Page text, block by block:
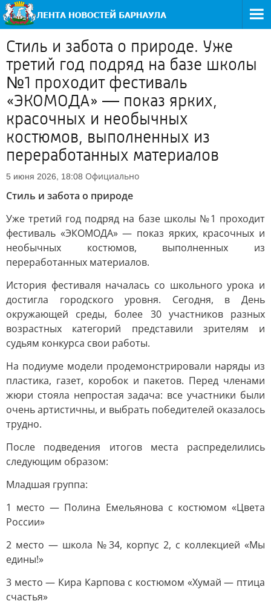
Стиль и забота о природе. Уже
третий год подряд на базе школы
№1 проходит фестиваль
«ЭКОМОДА» — показ ярких,
красочных и необычных
костюмов, выполненных из
переработанных материалов
5 июня 2026, 18:08 Официально
Стиль и забота о природе
Уже третий год подряд на базе школы №1 проходит
фестиваль «ЭКОМОДА» — показ ярких, красочных и
необычных костюмов, выполненных из
переработанных материалов.
История фестиваля началась со школьного урока и
достигла городского уровня. Сегодня, в День
окружающей среды, более 30 участников разных
возрастных категорий представили зрителям и
судьям конкурса свои работы.
На подиуме модели продемонстрировали наряды из
пластика, газет, коробок и пакетов. Перед членами
жюри стояла непростая задача: все участники были
очень артистичны, и выбрать победителей оказалось
трудно.
После подведения итогов места распределились
следующим образом:
Младшая группа:
1 место — Полина Емельянова с костюмом «Цвета
России»
2 место — школа №34, корпус 2, с коллекцией «Мы
едины!»
3 место — Кира Карпова с костюмом «Хумай — птица
счастья»